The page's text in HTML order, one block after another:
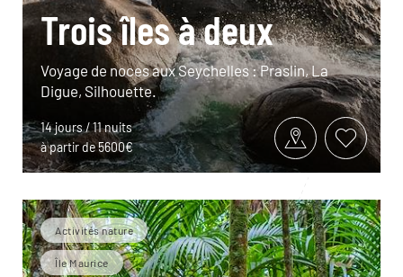
Trois îles à deux
Voyage de noces aux Seychelles : Praslin, La
Digue, Silhouette.
14 jours / 11 nuits
à partir de 5600€
Activités nature
Île Maurice